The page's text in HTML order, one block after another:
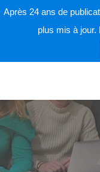
Après 24 ans de
plus mis à